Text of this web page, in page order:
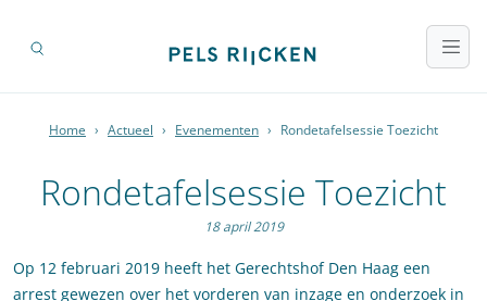
Home › Actueel › Evenementen › Rondetafelsessie Toezicht
Rondetafelsessie Toezicht
18 april 2019
Op 12 februari 2019 heeft het Gerechtshof Den Haag een
arrest gewezen over het vorderen van inzage en onderzoek in